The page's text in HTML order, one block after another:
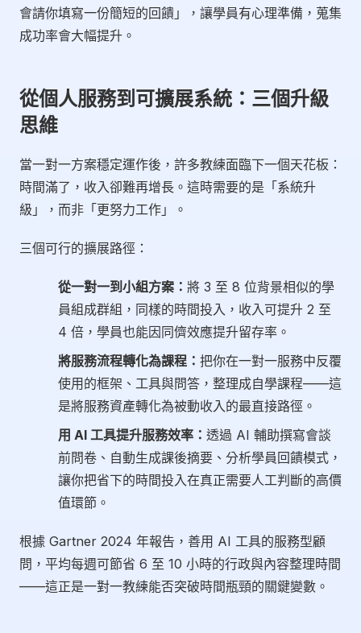
會請你填寫一份簡短的回饋」，讓學員有心理準備，蒐集
成功率會大幅提升。
從個人服務到可擴展系統：三個升級
思維
當一對一方案穩定運作後，許多教練面臨下一個天花板：
時間滿了，收入卻難再增長。這時需要的是「系統升
級」，而非「更努力工作」。
三個可行的擴展路徑：
從一對一到小組方案： 將 3 至 8 位背景相似的學
員組成群組，同樣的時間投入，收入可提升 2 至
4 倍，學員也能因同儕效應提升留存率。
將服務流程轉化為課程： 把你在一對一服務中反覆
使用的框架、工具與問答，整理成自學課程——這
是將服務資產轉化為被動收入的最直接路徑。
用 AI 工具提升服務效率： 透過 AI 輔助撰寫會談
前問卷、自動生成課後摘要、分析學員回饋模式，
讓你把省下的時間投入在真正需要人工判斷的高價
值環節。
根據 Gartner 2024 年報告，善用 AI 工具的服務型顧
問，平均每週可節省 6 至 10 小時的行政與內容整理時間
——這正是一對一教練能否突破時間瓶頸的關鍵變數。